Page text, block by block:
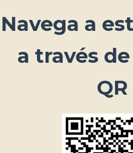
Navega a
a través
QR